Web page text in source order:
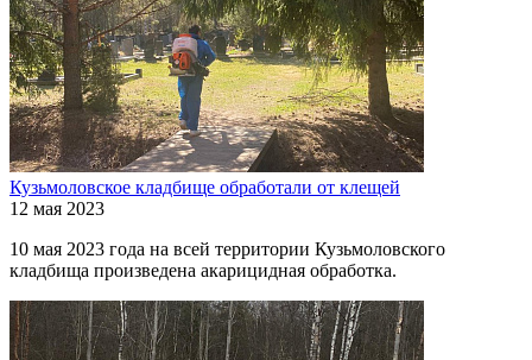
Кузьмоловское кладбище обработали от клещей
12 мая 2023
10 мая 2023 года на всей территории Кузьмоловского
кладбища произведена акарицидная обработка.